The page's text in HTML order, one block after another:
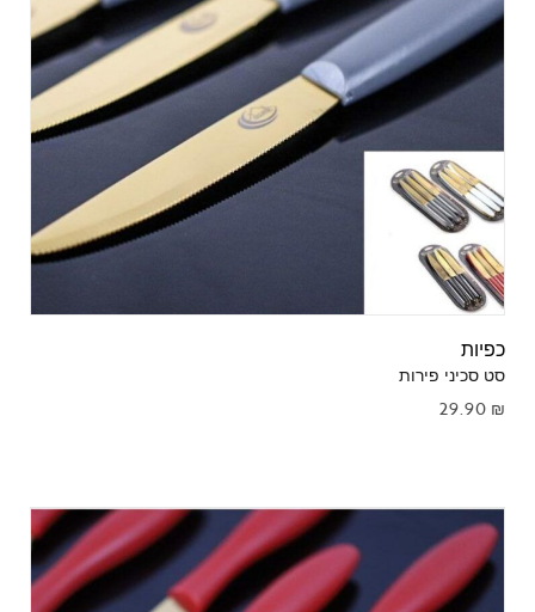
כפיות
סט סכיני פירות
29.90 ₪